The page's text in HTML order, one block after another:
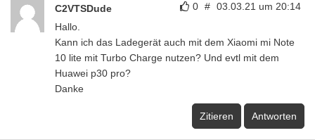
0 # 03.03.21 um 20:14
C2VTSDude
Hallo.
Kann ich das Ladegerät auch mit dem Xiaomi mi Note
10 lite mit Turbo Charge nutzen? Und evtl mit dem
Huawei p30 pro?
Danke
Zitieren Antworten